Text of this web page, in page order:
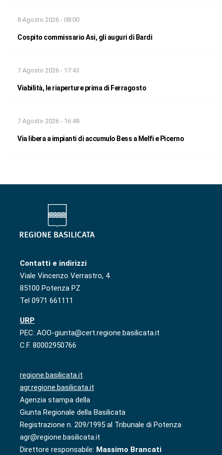
8 Agosto 2026 - 08:00
Cospito commissario Asi, gli auguri di Bardi
7 Agosto 2026 - 17:43
Viabilità, le riaperture prima di Ferragosto
7 Agosto 2026 - 16:48
Via libera a impianti di accumulo Bess a Melfi e Picerno
Contatti e indirizzi
Viale Vincenzo Verrastro, 4
85100 Potenza PZ
Tel 0971 661111
URP
PEC: AOO-giunta@cert.regione.basilicata.it
C.F. 80002950766
regione.basilicata.it
agr.regione.basilicata.it
Agenzia stampa della
Giunta Regionale della Basilicata
Registrazione n. 209/1995 al Tribunale di Potenza
agr@regione.basilicata.it
Direttore responsabile: Massimo Brancati